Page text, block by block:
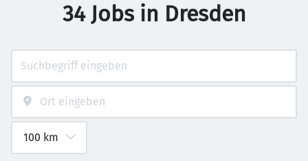
34 Jobs in Dresden